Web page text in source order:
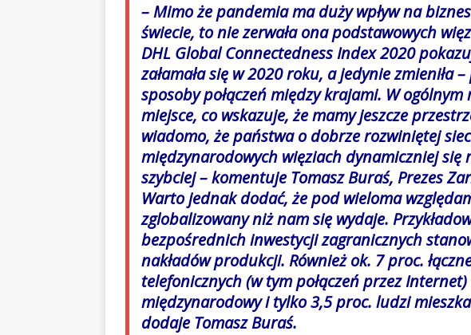
– Mimo że pandemia ma duży wpływ na
świecie, to nie zerwała ona podstawowych
DHL Global Connectedness Index 2020
załamała się w 2020 roku, a jedynie zmieniła
sposoby połączeń między krajami. W ogólnym
miejsce, co wskazuje, że mamy jeszcze
wiadomo, że państwa o dobrze rozwiniętej
międzynarodowych więziach dynamiczniej
szybciej– komentuje Tomasz Buraś, Prezes
Warto jednak dodać, że pod wieloma
zglobalizowany niż nam się wydaje.
bezpośrednich inwestycji zagranicznych
nakładów produkcji. Również ok. 7 proc.
telefonicznych (w tym połączeń przez
międzynarodowy i tylko 3,5 proc. ludzi
dodaje Tomasz Buraś.